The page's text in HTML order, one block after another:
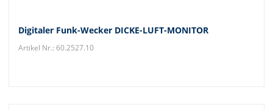
Digitaler Funk-Wecker DICKE-LUFT-MONITOR
Artikel Nr.: 60.2527.10